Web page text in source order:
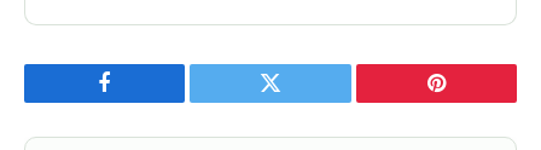
Facebook Twitter Pinterest